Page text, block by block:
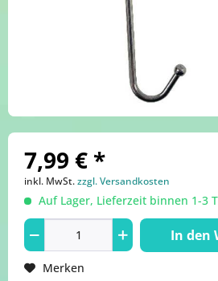
7,99 € *
inkl. MwSt.zzgl. Versandkosten
Auf Lager, Lieferzeit binnen 1-3
In den
Merken